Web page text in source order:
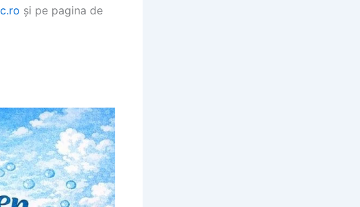
și pe pagina de